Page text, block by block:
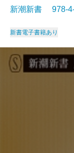
新潮新書 978-
新書電子書籍あり